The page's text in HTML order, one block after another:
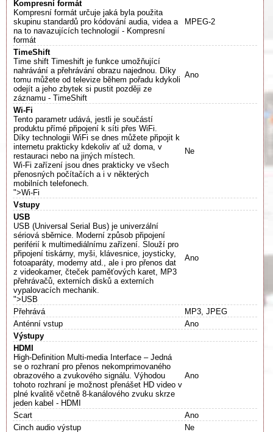
Kompresní formát
Kompresní formát určuje jaká byla použita
skupinu standardů pro kódování audia, videa a
na to navazujících technologií - Kompresní
formát
MPEG-2
TimeShift
Time shift Timeshift je funkce umožňující
nahrávání a přehrávání obrazu najednou. Díky
tomu můžete od televize během pořadu kdykoli
odejít a jeho zbytek si pustit později ze
záznamu - TimeShift
Ano
Wi-Fi
Tento parametr udává, jestli je součástí
produktu přímé připojení k síti přes WiFi.
Díky technologii WiFi se dnes můžete připojit k
internetu prakticky kdekoliv ať už doma, v
restauraci nebo na jiných místech.
Wi-Fi zařízení jsou dnes prakticky ve všech
přenosných počítačích a i v některých
mobilních telefonech.
">Wi-Fi
Ne
Vstupy
USB
USB (Universal Serial Bus) je univerzální
sériová sběrnice. Moderní způsob připojení
periférií k multimediálnímu zařízení. Slouží pro
připojení tiskárny, myši, klávesnice, joysticky,
fotoaparáty, modemy atd., ale i pro přenos dat
z videokamer, čteček paměťových karet, MP3
přehrávačů, externích disků a externích
vypalovacích mechanik.
">USB
Ano
Přehrává
MP3, JPEG
Anténní vstup
Ano
Výstupy
HDMI
High-Definition Multi-media Interface – Jedná
se o rozhraní pro přenos nekomprimovaného
obrazového a zvukového signálu. Výhodou
tohoto rozhraní je možnost přenášet HD video v
plné kvalitě včetně 8-kanálového zvuku skrze
jeden kabel - HDMI
Ano
Scart
Ano
Cinch audio výstup
Ne